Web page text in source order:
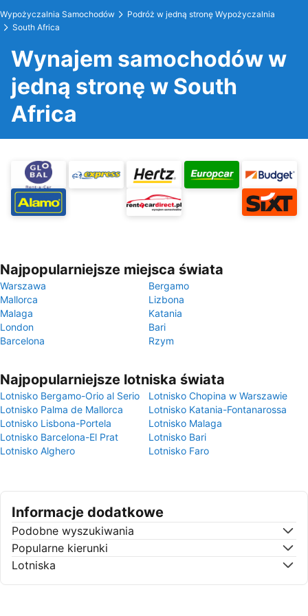
Wypożyczalnia Samochodów
Podróż w jedną stronę Wypożyczalnia
South Africa
Wynajem samochodów w
jedną stronę w South
Africa
Najpopularniejsze miejsca świata
Warszawa
Bergamo
Mallorca
Lizbona
Malaga
Katania
London
Bari
Barcelona
Rzym
Najpopularniejsze lotniska świata
Lotnisko Bergamo-Orio al Serio
Lotnisko Chopina w Warszawie
Lotnisko Palma de Mallorca
Lotnisko Katania-Fontanarossa
Lotnisko Lisbona-Portela
Lotnisko Malaga
Lotnisko Barcelona-El Prat
Lotnisko Bari
Lotnisko Alghero
Lotnisko Faro
Informacje dodatkowe
Podobne wyszukiwania
Popularne kierunki
Lotniska